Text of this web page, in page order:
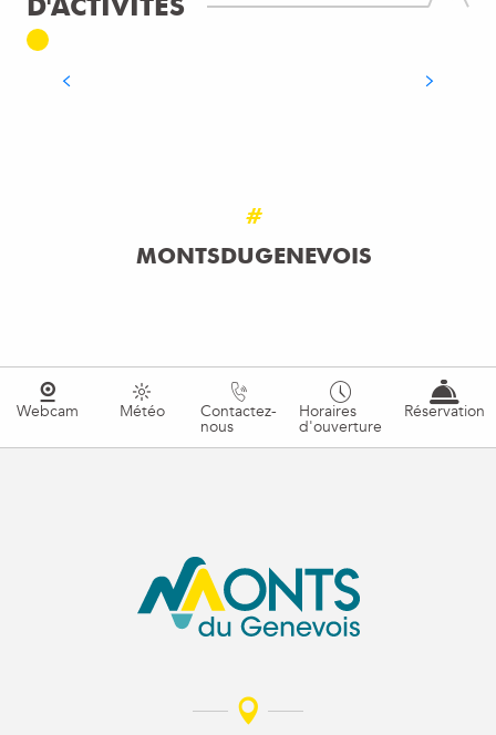
#
MONTSDUGENEVOIS
Webcam Météo Contactez-
nous
Horaires
d'ouverture
Réservation